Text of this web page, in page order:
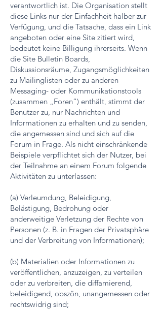
verantwortlich ist. Die Organisation stellt
diese Links nur der Einfachheit halber zur
Verfügung, und die Tatsache, dass ein Link
angeboten oder eine Site zitiert wird,
bedeutet keine Billigung ihrerseits. Wenn
die Site Bulletin Boards,
Diskussionsräume, Zugangsmöglichkeiten
zu Mailinglisten oder zu anderen
Messaging- oder Kommunikationstools
(zusammen „Foren“) enthält, stimmt der
Benutzer zu, nur Nachrichten und
Informationen zu erhalten und zu senden,
die angemessen sind und sich auf die
Forum in Frage. Als nicht einschränkende
Beispiele verpflichtet sich der Nutzer, bei
der Teilnahme an einem Forum folgende
Aktivitäten zu unterlassen:
(a) Verleumdung, Beleidigung,
Belästigung, Bedrohung oder
anderweitige Verletzung der Rechte von
Personen (z. B. in Fragen der Privatsphäre
und der Verbreitung von Informationen);
(b) Materialien oder Informationen zu
veröffentlichen, anzuzeigen, zu verteilen
oder zu verbreiten, die diffamierend,
beleidigend, obszön, unangemessen oder
rechtswidrig sind;